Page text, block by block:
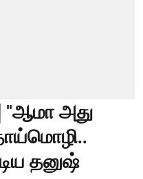
"ஆமா அது
தனுஷ்